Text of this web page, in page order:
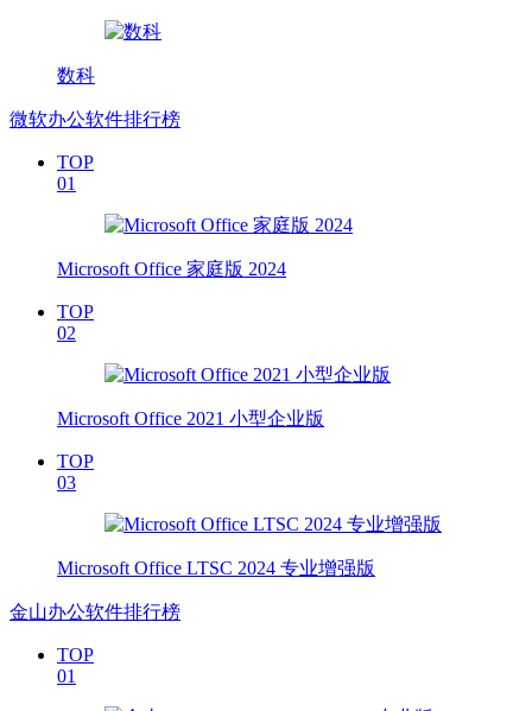
数科
微软办公软件排行榜
TOP
01
Microsoft Office 家庭版 2024
TOP
02
Microsoft Office 2021 小型企业版
TOP
03
Microsoft Office LTSC 2024 专业增强版
金山办公软件排行榜
TOP
01